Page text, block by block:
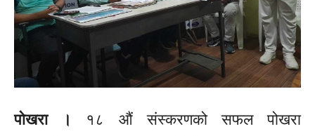
पाेखरा ।
१८ औं संस्करणको सफल पोखरा